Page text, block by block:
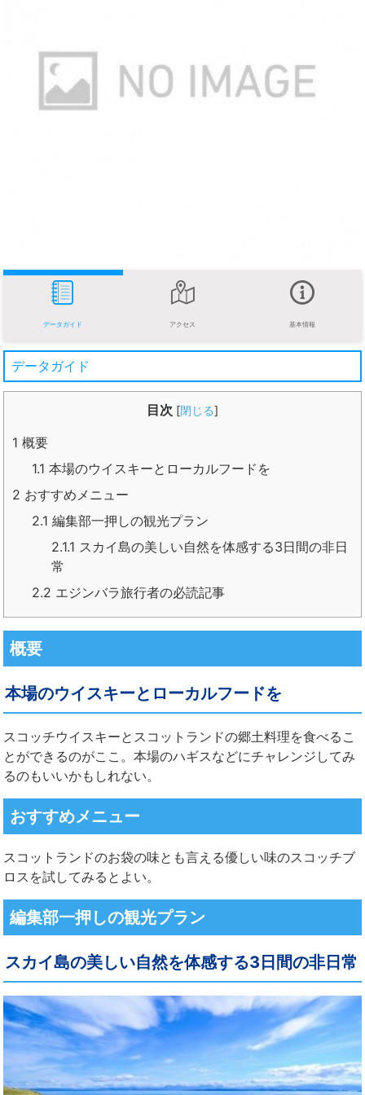
データガイド アクセス 基本情報
データガイド
目次 [閉じる]
1 概要
1.1 本場のウイスキーとローカルフードを
2 おすすめメニュー
2.1 編集部一押しの観光プラン
2.1.1 スカイ島の美しい自然を体感する3日間の非日
常
2.2 エジンバラ旅行者の必読記事
概要
本場のウイスキーとローカルフードを
スコッチウイスキーとスコットランドの郷土料理を食べるこ
とができるのがここ。本場のハギスなどにチャレンジしてみ
るのもいいかもしれない。
おすすめメニュー
スコットランドのお袋の味とも言える優しい味のスコッチブ
ロスを試してみるとよい。
編集部一押しの観光プラン
スカイ島の美しい自然を体感する3日間の非日常